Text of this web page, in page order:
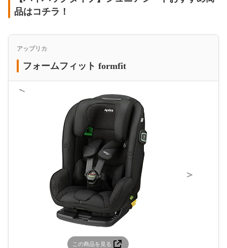
品はコチラ！
アップリカ
フォームフィット formfit
＜
この商品を見る
＞